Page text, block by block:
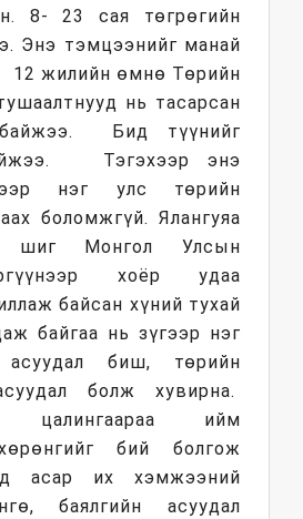
8- 23 сая төгрөгийн
Энэ тэмцээнийг манай
12 жилийн өмнө Төрийн
нь тасарсан
байжээ. Бид түүнийг
Тэгэхээр энэ
нэг улс төрийн
боломжгүй. Ялангуяа
шиг Монгол Улсын
хоёр удаа
байсан хүний тухай
байгаа нь зүгээр нэг
биш, төрийн
болж хувирна.
цалингаараа ийм
бий болгож
асар их хэмжээний
баялгийн асуудал